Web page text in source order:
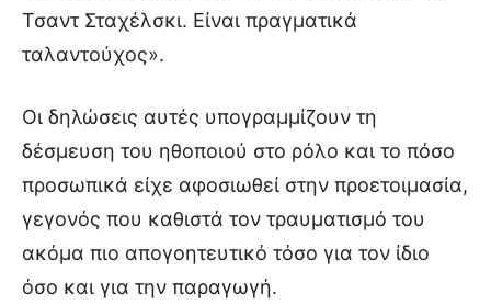
Τσαντ Σταχέλσκι. Είναι πραγματικά
ταλαντούχος».
Οι δηλώσεις αυτές υπογραμμίζουν τη
δέσμευση του ηθοποιού στο ρόλο και το πόσο
προσωπικά είχε αφοσιωθεί στην προετοιμασία,
γεγονός που καθιστά τον τραυματισμό του
ακόμα πιο απογοητευτικό τόσο για τον ίδιο
όσο και για την παραγωγή.